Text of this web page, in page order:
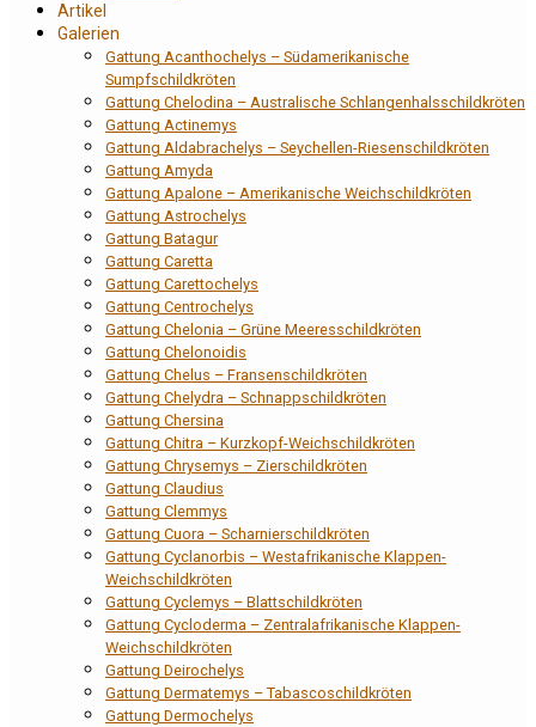
Artikel
Galerien
Gattung Acanthochelys – Südamerikanische
Sumpfschildkröten
Gattung Chelodina – Australische Schlangenhalsschildkröten
Gattung Actinemys
Gattung Aldabrachelys – Seychellen-Riesenschildkröten
Gattung Amyda
Gattung Apalone – Amerikanische Weichschildkröten
Gattung Astrochelys
Gattung Batagur
Gattung Caretta
Gattung Carettochelys
Gattung Centrochelys
Gattung Chelonia – Grüne Meeresschildkröten
Gattung Chelonoidis
Gattung Chelus – Fransenschildkröten
Gattung Chelydra – Schnappschildkröten
Gattung Chersina
Gattung Chitra – Kurzkopf-Weichschildkröten
Gattung Chrysemys – Zierschildkröten
Gattung Claudius
Gattung Clemmys
Gattung Cuora – Scharnierschildkröten
Gattung Cyclanorbis – Westafrikanische Klappen-
Weichschildkröten
Gattung Cyclemys – Blattschildkröten
Gattung Cycloderma – Zentralafrikanische Klappen-
Weichschildkröten
Gattung Deirochelys
Gattung Dermatemys – Tabascoschildkröten
Gattung Dermochelys